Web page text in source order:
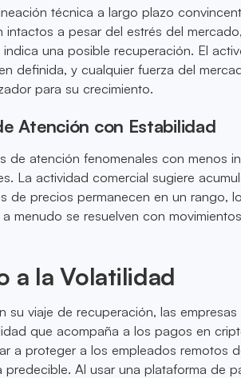
técnica a largo plazo
intactos a pesar del estrés del
una posible recuperación. El
definida, y cualquier fuerza del
para su crecimiento.
Atención con Estabilidad
de atención fenomenales con menos
La actividad comercial sugiere
de precios permanecen en un rango,
menudo se resuelven con
a la Volatilidad
su viaje de recuperación, las empresas
que acompaña a los pagos en
a proteger a los empleados remotos
Al usar una plataforma de